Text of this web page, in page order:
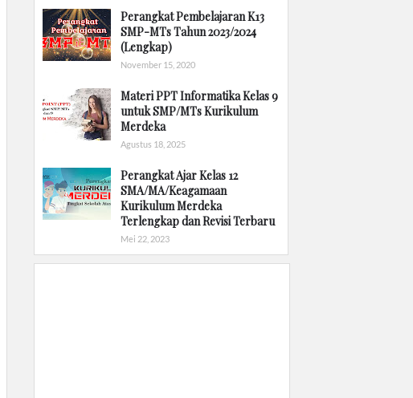
Perangkat Pembelajaran K13
SMP-MTs Tahun 2023/2024
(Lengkap)
November 15, 2020
Materi PPT Informatika Kelas 9
untuk SMP/MTs Kurikulum
Merdeka
Agustus 18, 2025
Perangkat Ajar Kelas 12
SMA/MA/Keagamaan
Kurikulum Merdeka
Terlengkap dan Revisi Terbaru
Mei 22, 2023